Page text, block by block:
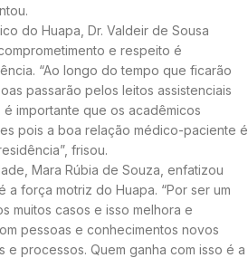
do Huapa, Dr. Valdeir de Sousa
e respeito é
“Ao longo do tempo que ficarão
passarão pelos leitos assistenciais
importante que os acadêmicos
pois a boa relação médico-paciente é
frisou.
Mara Rúbia de Souza, enfatizou
a força motriz do Huapa. “Por ser um
muitos casos e isso melhora e
pessoas e conhecimentos novos
e processos. Quem ganha com isso é a